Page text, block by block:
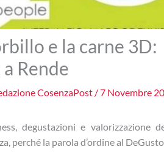
e la carne 3D:
Rende
CosenzaPost /7 Novembre
degustazioni e valorizzazione
perché la parola d’ordine al DeGusto